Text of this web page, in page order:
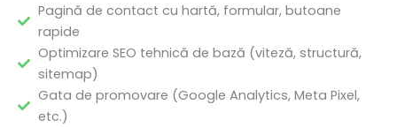
Pagină de contact cu hartă, formular, butoane
rapide
Optimizare SEO tehnică de bază (viteză, structură,
sitemap)
Gata de promovare (Google Analytics, Meta Pixel,
etc.)